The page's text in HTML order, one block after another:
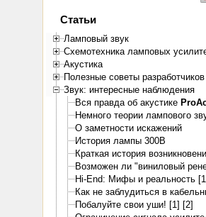
Статьи
Ламповый звук
Схемотехника ламповых
Акустика
Полезные советы
Звук: интересные наблюдения
Вся правда об акустике
Немного теории лампового
О заметности искажений
История лампы 300B
Краткая история
Возможен ли "виниловый
Hi-End: Мифы и реальность
Как не заблудиться в
Побалуйте свои уши! [1] [2]